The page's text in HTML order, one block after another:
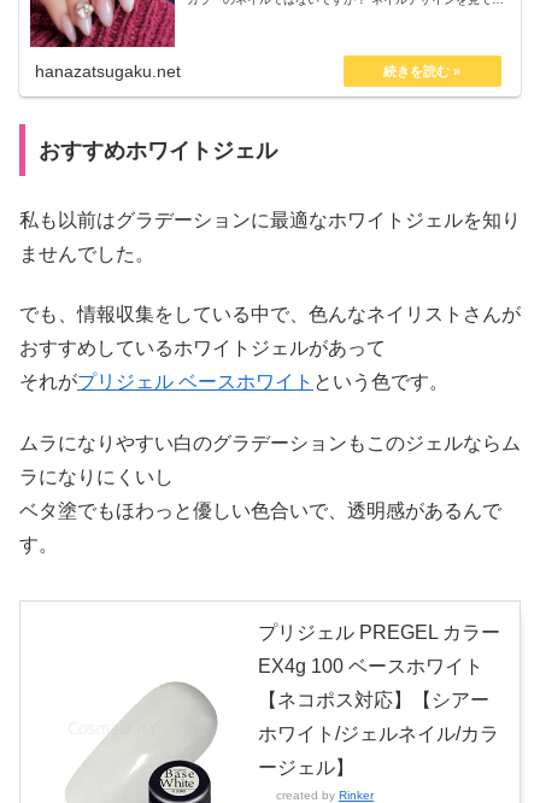
hanazatsugaku.net
おすすめホワイトジェル
私も以前はグラデーションに最適なホワイトジェルを知り
ませんでした。
でも、情報収集をしている中で、色んなネイリストさんが
おすすめしているホワイトジェルがあって
それがプリジェル ベースホワイト という色です。
ムラになりやすい白のグラデーションもこのジェルならム
ラになりにくいし
ベタ塗でもほわっと優しい色合いで、透明感があるんで
す。
プリジェル PREGEL カラー
EX4g 100 ベースホワイト
【ネコポス対応】【シアー
ホワイト/ジェルネイル/カラ
ージェル】
created by Rinker